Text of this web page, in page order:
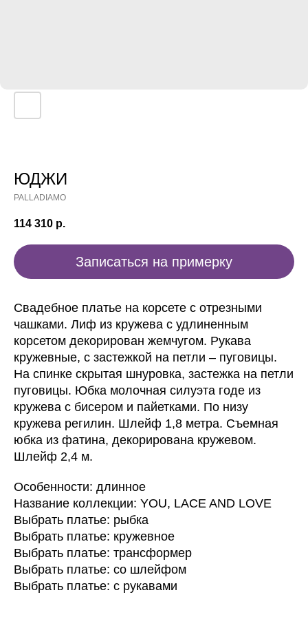
ЮДЖИ
PALLADIAMO
114 310 р.
Записаться на примерку
Свадебное платье на корсете с отрезными
чашками. Лиф из кружева с удлиненным
корсетом декорирован жемчугом. Рукава
кружевные, с застежкой на петли – пуговицы.
На спинке скрытая шнуровка, застежка на петли
пуговицы. Юбка молочная силуэта годе из
кружева с бисером и пайетками. По низу
кружева регилин. Шлейф 1,8 метра. Съемная
юбка из фатина, декорирована кружевом.
Шлейф 2,4 м.
Особенности: длинное
Название коллекции: YOU, LACE AND LOVE
Выбрать платье: рыбка
Выбрать платье: кружевное
Выбрать платье: трансформер
Выбрать платье: со шлейфом
Выбрать платье: с рукавами